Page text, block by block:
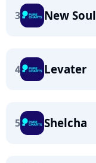
3 New Soul
4 Levater
5 Shelcha